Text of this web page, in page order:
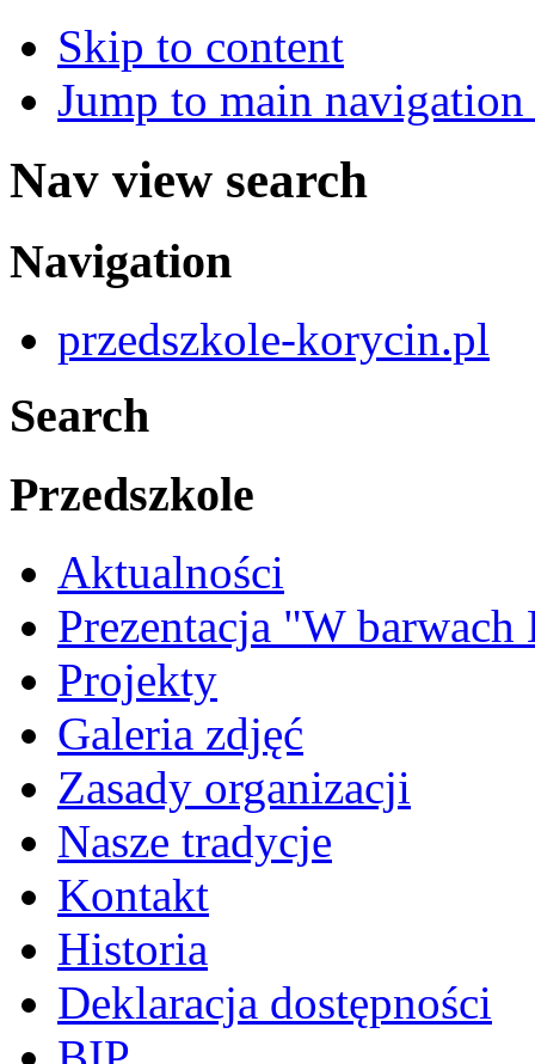
Skip to content
Jump to main
Nav view search
Navigation
przedszkole-korycin.pl
Search
Przedszkole
Aktualności
Prezentacja "W
Projekty
Galeria zdjęć
Zasady organizacji
Nasze tradycje
Kontakt
Historia
Deklaracja dostępności